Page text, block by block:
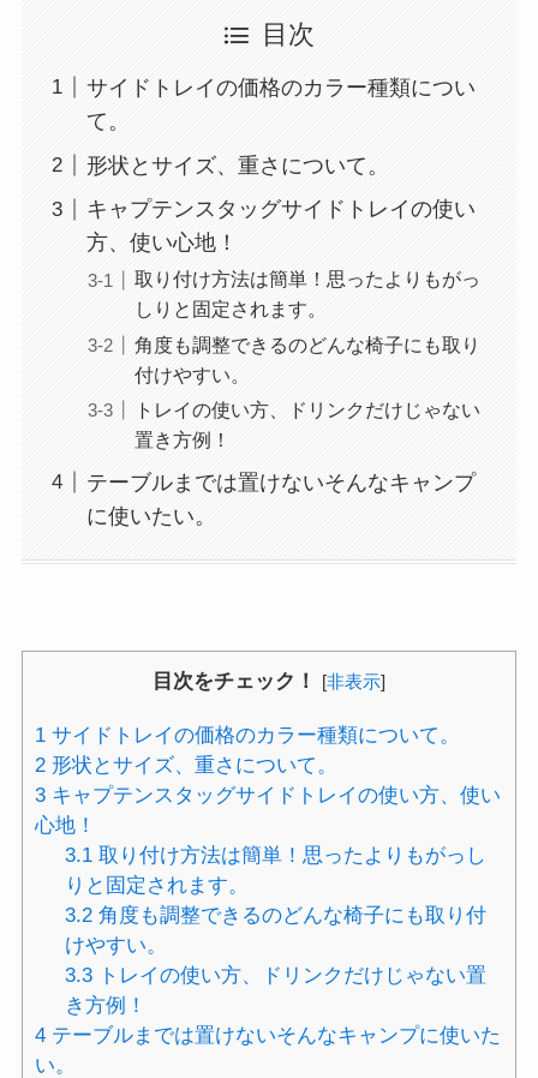
目次
サイドトレイの価格のカラー種類につい
て。
形状とサイズ、重さについて。
キャプテンスタッグサイドトレイの使い
方、使い心地！
取り付け方法は簡単！思ったよりもがっ
しりと固定されます。
角度も調整できるのどんな椅子にも取り
付けやすい。
トレイの使い方、ドリンクだけじゃない
置き方例！
テーブルまでは置けないそんなキャンプ
に使いたい。
目次をチェック！ [非表示]
1サイドトレイの価格のカラー種類について。
2形状とサイズ、重さについて。
3キャプテンスタッグサイドトレイの使い方、使い
心地！
3.1 取り付け方法は簡単！思ったよりもがっし
りと固定されます。
3.2 角度も調整できるのどんな椅子にも取り付
けやすい。
3.3 トレイの使い方、ドリンクだけじゃない置
き方例！
4テーブルまでは置けないそんなキャンプに使いた
い。